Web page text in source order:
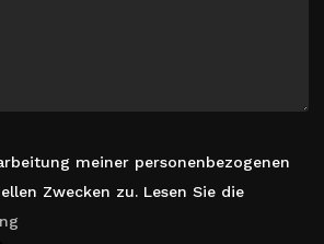
meiner personenbezogenen
Zwecken zu. Lesen Sie die